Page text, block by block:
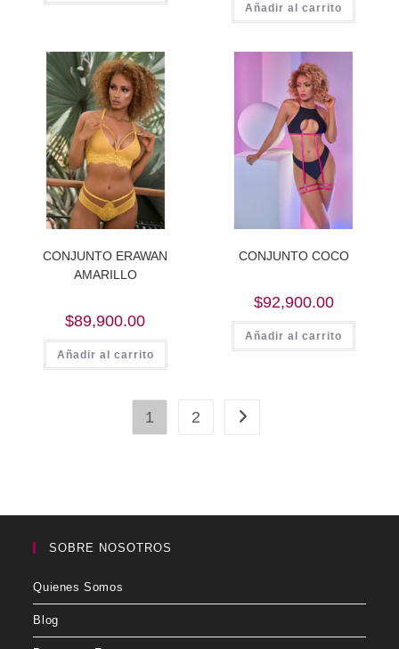
Añadir al carrito
CONJUNTO ERAWAN
AMARILLO
$89,900.00
Añadir al carrito
CONJUNTO COCO
$92,900.00
Añadir al carrito
1 2
SOBRE NOSOTROS
Quienes Somos
Blog